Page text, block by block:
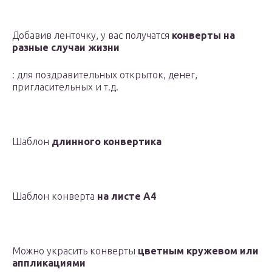
Добавив ленточку, у вас получатся конверты на
разные случаи жизни
: для поздравительных открыток, денег,
пригласительных и т.д.
Шаблон длинного конвертика
Шаблон конверта на листе А4
Можно украсить конверты цветным кружевом или
аппликациями